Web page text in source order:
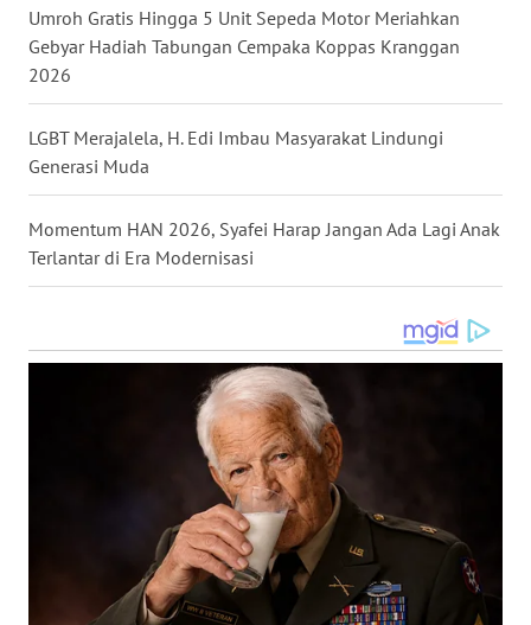
Umroh Gratis Hingga 5 Unit Sepeda Motor Meriahkan
Gebyar Hadiah Tabungan Cempaka Koppas Kranggan
2026
LGBT Merajalela, H. Edi Imbau Masyarakat Lindungi
Generasi Muda
Momentum HAN 2026, Syafei Harap Jangan Ada Lagi Anak
Terlantar di Era Modernisasi
WN
PADANG
LAWAS
SUMEDANG
CIANJUR
SERIBU
CIREBON